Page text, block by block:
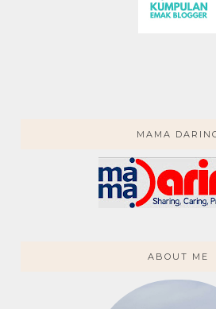
MAMA
ABOUT ME